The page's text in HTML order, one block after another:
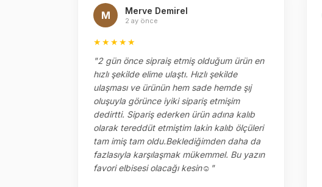
M Merve Demirel
2 ay önce
★★★★★
"2 gün önce sipraiş etmiş olduğum ürün en
hızlı şekilde elime ulaştı. Hızlı şekilde
ulaşması ve ürünün hem sade hemde şıj
oluşuyla görünce iyiki sipariş etmişim
dedirtti. Sipariş ederken ürün adına kalıb
olarak tereddüt etmiştim lakin kalıb ölçüleri
tam imiş tam oldu.Beklediğimden daha da
fazlasıyla karşılaşmak mükemmel. Bu yazın
favori elbisesi olacağı kesin☺️"